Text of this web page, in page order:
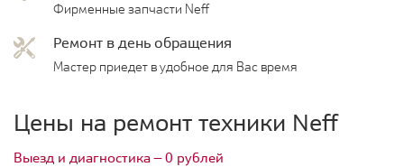
Фирменные запчасти Neff
Ремонт в день обращения
Мастер приедет в удобное для Вас время
Цены на ремонт техники Neff
Выезд и диагностика — 0 рублей